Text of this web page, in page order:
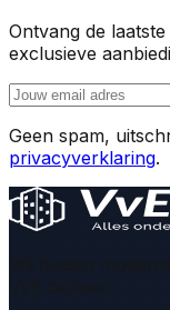
Ontvang de
exclusieve
Geen spam,
privacyverklaring.